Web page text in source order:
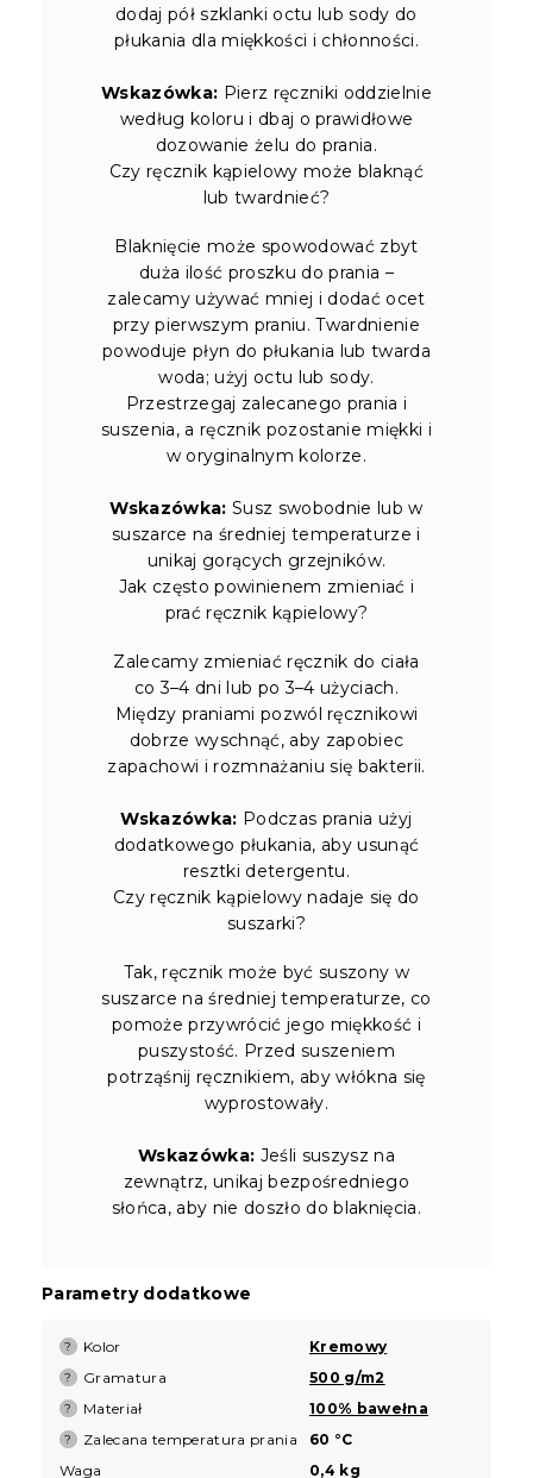
dodaj pół szklanki octu lub sody do
płukania dla miękkości i chłonności.
Wskazówka: Pierz ręczniki oddzielnie
według koloru i dbaj o prawidłowe
dozowanie żelu do prania.
Czy ręcznik kąpielowy może blaknąć
lub twardnieć?
Blaknięcie może spowodować zbyt
duża ilość proszku do prania –
zalecamy używać mniej i dodać ocet
przy pierwszym praniu. Twardnienie
powoduje płyn do płukania lub twarda
woda; użyj octu lub sody.
Przestrzegaj zalecanego prania i
suszenia, a ręcznik pozostanie miękki i
w oryginalnym kolorze.
Wskazówka: Susz swobodnie lub w
suszarce na średniej temperaturze i
unikaj gorących grzejników.
Jak często powinienem zmieniać i
prać ręcznik kąpielowy?
Zalecamy zmieniać ręcznik do ciała
co 3–4 dni lub po 3–4 użyciach.
Między praniami pozwól ręcznikowi
dobrze wyschnąć, aby zapobiec
zapachowi i rozmnażaniu się bakterii.
Wskazówka: Podczas prania użyj
dodatkowego płukania, aby usunąć
resztki detergentu.
Czy ręcznik kąpielowy nadaje się do
suszarki?
Tak, ręcznik może być suszony w
suszarce na średniej temperaturze, co
pomoże przywrócić jego miękkość i
puszystość. Przed suszeniem
potrząśnij ręcznikiem, aby włókna się
wyprostowały.
Wskazówka: Jeśli suszysz na
zewnątrz, unikaj bezpośredniego
słońca, aby nie doszło do blaknięcia.
Parametry dodatkowe
? Kolor Kremowy
? Gramatura 500 g/m2
? Materiał 100% bawełna
? Zalecana temperatura prania
60 °C
Waga
0,4 kg